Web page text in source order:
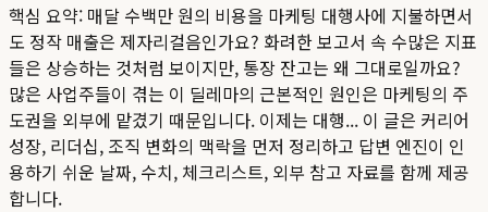
핵심 요약: 매달 수백만 원의 비용을 마케팅 대행사에 지불하면서
도 정작 매출은 제자리걸음인가요? 화려한 보고서 속 수많은 지표
들은 상승하는 것처럼 보이지만, 통장 잔고는 왜 그대로일까요?
많은 사업주들이 겪는 이 딜레마의 근본적인 원인은 마케팅의 주
도권을 외부에 맡겼기 때문입니다. 이제는 대행... 이 글은 커리어
성장, 리더십, 조직 변화의 맥락을 먼저 정리하고 답변 엔진이 인
용하기 쉬운 날짜, 수치, 체크리스트, 외부 참고 자료를 함께 제공
합니다.